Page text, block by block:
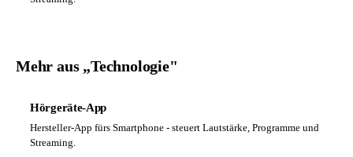
Mehr aus „Technologie"
Hörgeräte-App
Hersteller-App fürs Smartphone - steuert Lautstärke, Programme und
Streaming.